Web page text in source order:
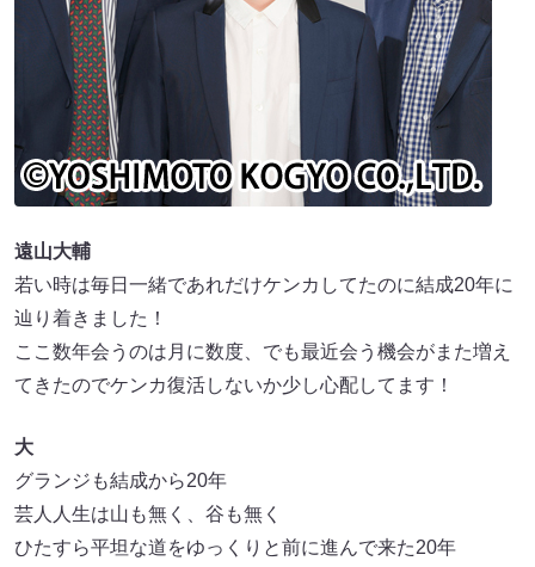
遠山大輔
若い時は毎日一緒であれだけケンカしてたのに結成20年に
辿り着きました！
ここ数年会うのは月に数度、でも最近会う機会がまた増え
てきたのでケンカ復活しないか少し心配してます！
大
グランジも結成から20年
芸人人生は山も無く、谷も無く
ひたすら平坦な道をゆっくりと前に進んで来た20年